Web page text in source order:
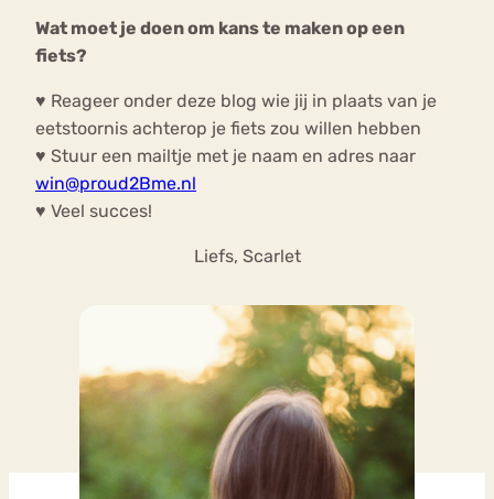
Wat moet je doen om kans te maken op een
fiets?
♥ Reageer onder deze blog wie jij in plaats van je
eetstoornis achterop je fiets zou willen hebben
♥ Stuur een mailtje met je naam en adres naar
win@proud2Bme.nl
♥ Veel succes!
Liefs, Scarlet